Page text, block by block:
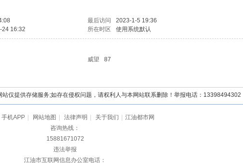
最后访问
2023-1-5 19:36
24 16:32 所在时区 使用系统默认
威望
87
仅提供存储服务;如存在侵权问题，请权利人与本网站联系删除！举报电话：13398494302
手机APP 网站地图 法律声明 关于我们
江油都市网
咨询热线：
15881671072
违法举报
江油市互联网信息办公室电话：